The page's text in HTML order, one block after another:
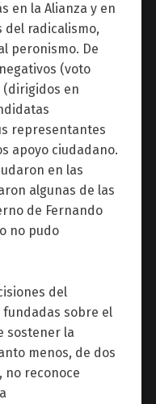
en la Alianza y en
radicalismo,
peronismo. De
(voto
(dirigidos en
representantes
apoyo ciudadano.
en las
algunas de las
de Fernando
no pudo
del
fundadas sobre el
sostener la
menos, de dos
no reconoce